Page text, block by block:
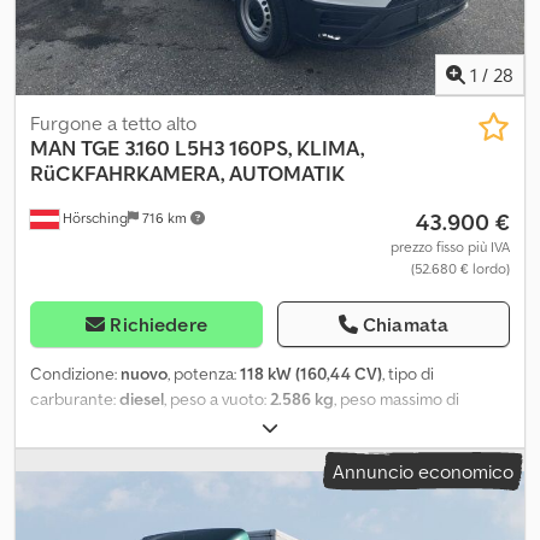
considerazione. Numero interno: 120 Dodpezrkr Sjfx Anrsck
1 / 28
Hörsching 716 km
Furgone a tetto alto
MAN TGE 3.160 L5H3 160PS, KLIMA,
RüCKFAHRKAMERA, AUTOMATIK
43.900 €
prezzo fisso più IVA
(52.680 € lordo)
Richiedere Chiamata
Condizione: nuovo, potenza:118 kW (160,44 CV), tipo di
carburante:diesel, peso a vuoto:2.586 kg, peso massimo di
, peso complessivo:3.500 kg
pneumatici:235/65 R16C, configurazione degli assi:2 assi, passo:
4.490 mm, colore:bianco, tipo di ingranaggio:automatico, classe
2.040 mm, larghezza totale:
Annuncio economico